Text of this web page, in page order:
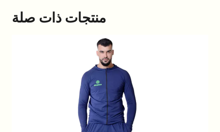
منتجات ذات صلة